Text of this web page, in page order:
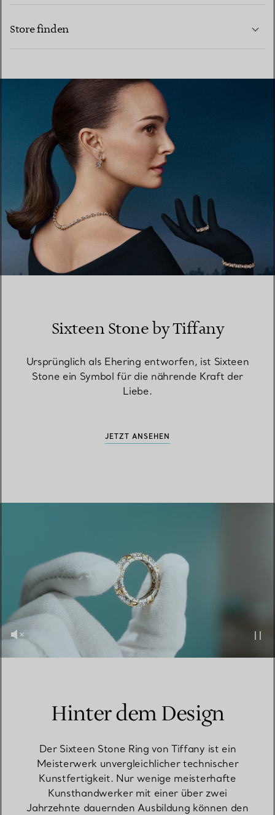
Store finden
EINEN STORE IN IHRER NÄHE FINDEN
Sixteen Stone by Tiffany
Ursprünglich als Ehering entworfen, ist Sixteen
Stone ein Symbol für die nährende Kraft der
Liebe.
JETZT ANSEHEN
Hinter dem Design
Der Sixteen Stone Ring von Tiffany ist ein
Meisterwerk unvergleichlicher technischer
Kunstfertigkeit. Nur wenige meisterhafte
Kunsthandwerker mit einer über zwei
Jahrzehnte dauernden Ausbildung können den